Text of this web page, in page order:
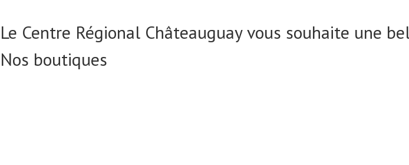
Le Centre Régional Châteauguay vous souhaite une
Nos boutiques